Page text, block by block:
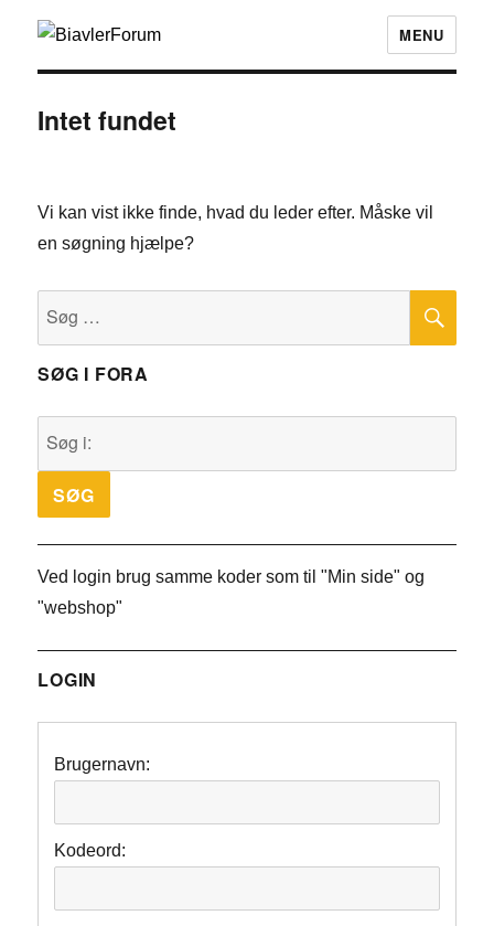
MENU
Intet fundet
Vi kan vist ikke finde, hvad du leder efter. Måske vil
en søgning hjælpe?
SØG I FORA
Ved login brug samme koder som til "Min side" og
"webshop"
LOGIN
Brugernavn:
Kodeord: